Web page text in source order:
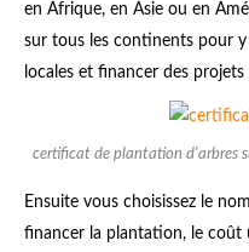
en Afrique, en Asie ou en
sur tous les continents pour
locales et financer des
certificat de plantation d'arbres
Ensuite vous choisissez le
financer la plantation, le coût